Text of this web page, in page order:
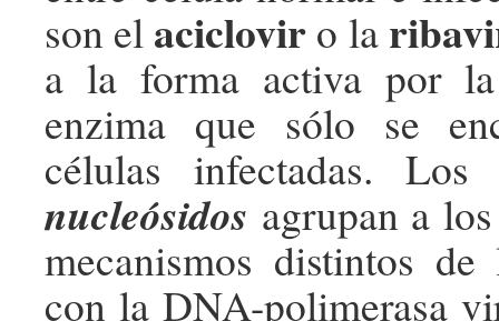
son elacicloviro la
a la forma activa por
enzima que sólo se
células infectadas.
nucleósidos agrupan a
mecanismos distintos
con la DNA-polimerasa